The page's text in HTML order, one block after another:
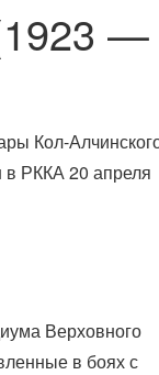
—
Кол-
в РККА 20 апреля
Верховного
в боях с